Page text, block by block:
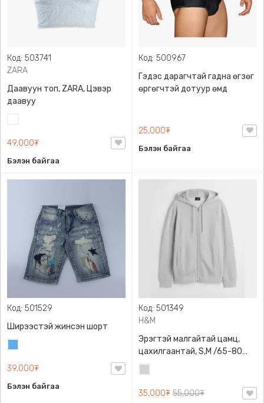
Код: 503741
ZARA
Даавуун топ, ZARA, Цэвэр
даавуу
49,000₮
Бэлэн байгаа
Код: 500967
Гэдэс дарагчтай гадна өгзөг
өргөгчтэй дотуур өмд
25,000₮
Бэлэн байгаа
Код: 501529
Ширээстэй жинсэн шорт
39,000₮
Бэлэн байгаа
Код: 501349
H&M
Эрэгтэй малгайтай цамц,
цахилгаантай, S,M /65-80
кг/, H&M, 0852614006,
Даавуу
35,000₮ 55,000₮